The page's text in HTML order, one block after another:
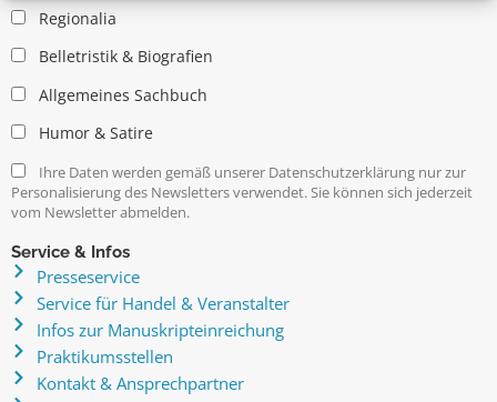
Regionalia
Belletristik & Biografien
Allgemeines Sachbuch
Humor & Satire
Ihre Daten werden gemäß unserer Datenschutzerklärung nur zur
Personalisierung des Newsletters verwendet. Sie können sich jederzeit
vom Newsletter abmelden.
Service & Infos
Presseservice
Service für Handel & Veranstalter
Infos zur Manuskripteinreichung
Praktikumsstellen
Kontakt & Ansprechpartner